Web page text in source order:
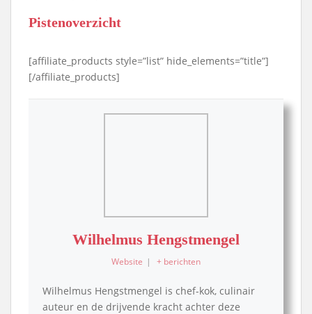
Pistenoverzicht
[affiliate_products style=”list” hide_elements=”title”]
[/affiliate_products]
Wilhelmus Hengstmengel
Website | + berichten
Wilhelmus Hengstmengel is chef-kok, culinair
auteur en de drijvende kracht achter deze